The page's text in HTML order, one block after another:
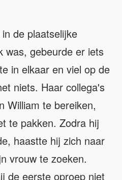
de plaatselijke
was, gebeurde er iets
in elkaar en viel op de
niets. Haar collega's
William te bereiken,
te pakken. Zodra hij
haastte hij zich naar
vrouw te zoeken.
de eerste oproep niet